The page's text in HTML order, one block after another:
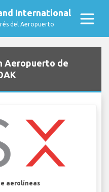
International
del Aeropuerto
Aeropuerto de
aerolíneas